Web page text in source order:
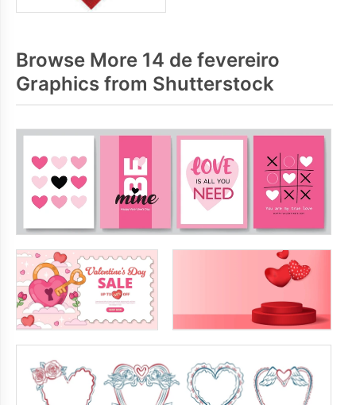
Browse More 14 de fevereiro
Graphics from Shutterstock